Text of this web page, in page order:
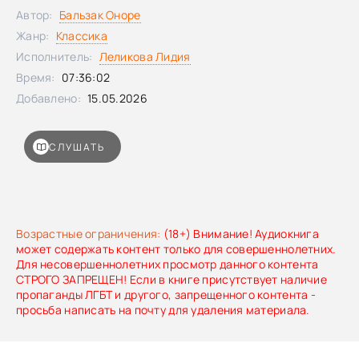
Возрастные ограничения: (18+) Внимание! Аудиокнига
может содержать контент только для совершеннолетних.
Для несовершеннолетних просмотр данного контента
СТРОГО ЗАПРЕЩЕН! Если в книге присутствует наличие
пропаганды ЛГБТ и другого, запрещенного контента -
просьба написать на почту для удаления материала.
СЛУШАТЬ
Автор: Бальзак Оноре
Жанр: Классика
Исполнитель: Леликова Лидия
Время: 07:36:02
Добавлено: 15.05.2026